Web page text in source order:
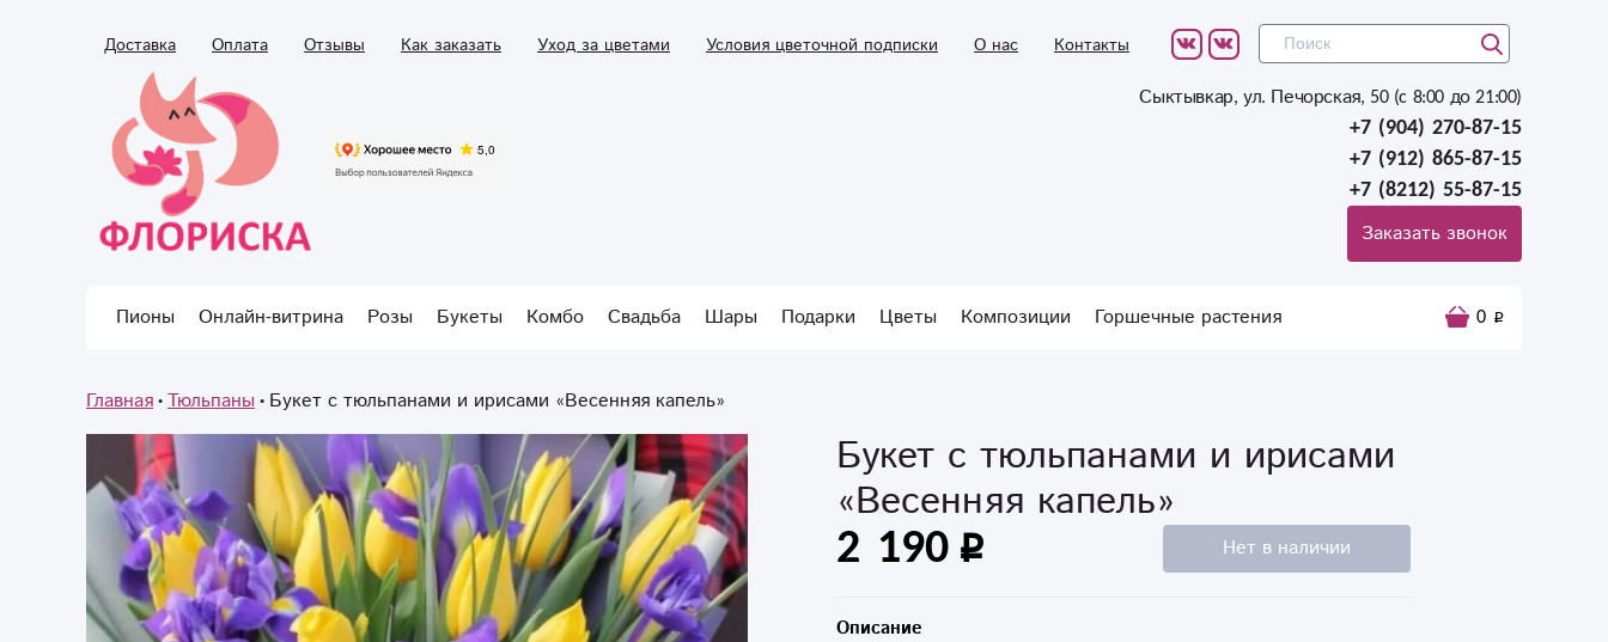
Доставка Оплата Отзывы Как заказать Уход за цветами Условия цветочной подписки О нас Контакты
Сыктывкар, ул. Печорская, 50 (c 8:00 до 21:00)
+7 (904) 270-87-15
+7 (912) 865-87-15
+7 (8212) 55-87-15
Заказать звонок
Пионы Онлайн-витрина Розы Букеты Комбо Свадьба Шары Подарки Цветы Композиции Горшечные растения 0
Главная Тюльпаны Букет с тюльпанами и ирисами «Весенняя капель»
Букет с тюльпанами и ирисами
«Весенняя капель»
2 190 Нет в наличии
Описание